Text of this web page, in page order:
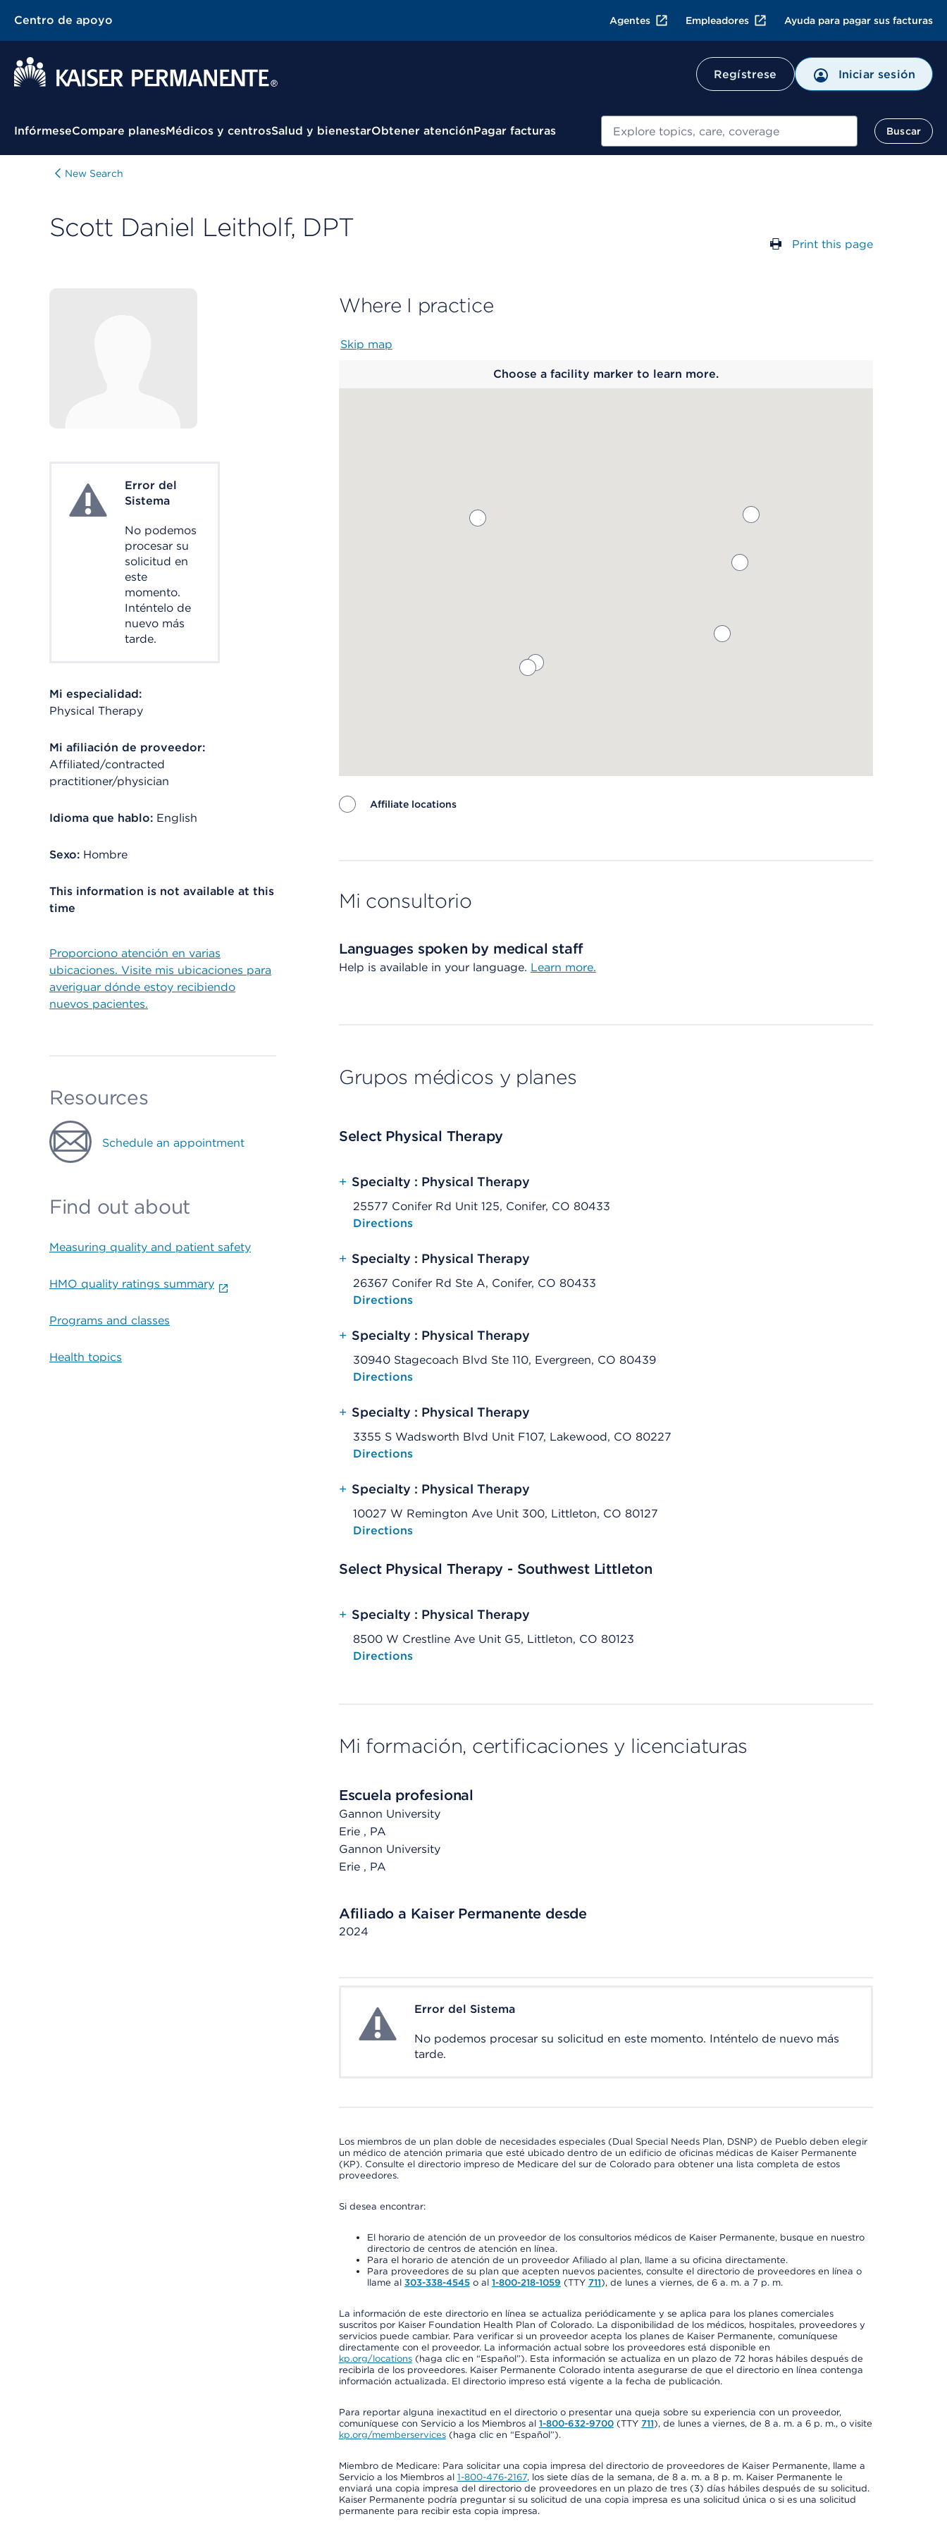
Centro de apoyo Agentes Empleadores Ayuda para pagar sus facturas
Regístrese Iniciar sesión
Menú contextual
InfórmeseCompare planesMédicos y centrosSalud y bienestarObtener atenciónPagar facturas Buscar
Buscar
New Search
Scott Daniel Leitholf, DPT
Print this page
System ErrorError del
Sistema
No podemos
procesar su
solicitud en
este
momento.
Inténtelo de
nuevo más
tarde.
Mi especialidad:
Physical Therapy
Mi afiliación de proveedor:
Affiliated/contracted
practitioner/physician
Idioma que hablo: English
Sexo: Hombre
This information is not available at this
time
Proporciono atención en varias
ubicaciones. Visite mis ubicaciones para
averiguar dónde estoy recibiendo
nuevos pacientes.
Resources
Schedule an appointment
Find out about
Measuring quality and patient safety
HMO quality ratings summary
Programs and classes
Health topics
Where I practice
Skip map
Choose a facility marker to learn more.
Affiliate locations
Mi consultorio
Languages spoken by medical staff
Help is available in your language. Learn more.
Grupos médicos y planes
Select Physical Therapy
+ Specialty : Physical Therapy
25577 Conifer Rd Unit 125, Conifer, CO 80433
Opens native map application on mobile devices
Directions
+ Specialty : Physical Therapy
26367 Conifer Rd Ste A, Conifer, CO 80433
Opens native map application on mobile devices
Directions
+ Specialty : Physical Therapy
30940 Stagecoach Blvd Ste 110, Evergreen, CO 80439
Opens native map application on mobile devices
Directions
+ Specialty : Physical Therapy
3355 S Wadsworth Blvd Unit F107, Lakewood, CO 80227
Opens native map application on mobile devices
Directions
+ Specialty : Physical Therapy
10027 W Remington Ave Unit 300, Littleton, CO 80127
Opens native map application on mobile devices
Directions
Select Physical Therapy - Southwest Littleton
+ Specialty : Physical Therapy
8500 W Crestline Ave Unit G5, Littleton, CO 80123
Opens native map application on mobile devices
Directions
Mi formación, certificaciones y licenciaturas
Escuela profesional
Gannon University
Erie , PA
Gannon University
Erie , PA
Afiliado a Kaiser Permanente desde
2024
System ErrorError del Sistema
No podemos procesar su solicitud en este momento. Inténtelo de nuevo más
tarde.
Los miembros de un plan doble de necesidades especiales (Dual Special Needs Plan, DSNP) de Pueblo deben elegir
un médico de atención primaria que esté ubicado dentro de un edificio de oficinas médicas de Kaiser Permanente
(KP). Consulte el directorio impreso de Medicare del sur de Colorado para obtener una lista completa de estos
proveedores.
Si desea encontrar:
El horario de atención de un proveedor de los consultorios médicos de Kaiser Permanente, busque en nuestro
directorio de centros de atención en línea.
Para el horario de atención de un proveedor Afiliado al plan, llame a su oficina directamente.
Para proveedores de su plan que acepten nuevos pacientes, consulte el directorio de proveedores en línea o
llame al 303-338-4545o al 1-800-218-1059 (TTY 711), de lunes a viernes, de 6 a. m. a 7 p. m.
La información de este directorio en línea se actualiza periódicamente y se aplica para los planes comerciales
suscritos por Kaiser Foundation Health Plan of Colorado. La disponibilidad de los médicos, hospitales, proveedores y
servicios puede cambiar. Para verificar si un proveedor acepta los planes de Kaiser Permanente, comuníquese
directamente con el proveedor. La información actual sobre los proveedores está disponible en
kp.org/locations(haga clic en “Español”). Esta información se actualiza en un plazo de 72 horas hábiles después de
recibirla de los proveedores. Kaiser Permanente Colorado intenta asegurarse de que el directorio en línea contenga
información actualizada. El directorio impreso está vigente a la fecha de publicación.
Para reportar alguna inexactitud en el directorio o presentar una queja sobre su experiencia con un proveedor,
comuníquese con Servicio a los Miembros al 1-800-632-9700(TTY 711), de lunes a viernes, de 8 a. m. a 6 p. m., o visite
kp.org/memberservices(haga clic en “Español”).
Miembro de Medicare: Para solicitar una copia impresa del directorio de proveedores de Kaiser Permanente, llame a
Servicio a los Miembros al 1-800-476-2167, los siete días de la semana, de 8 a. m. a 8 p. m. Kaiser Permanente le
enviará una copia impresa del directorio de proveedores en un plazo de tres (3) días hábiles después de su solicitud.
Kaiser Permanente podría preguntar si su solicitud de una copia impresa es una solicitud única o si es una solicitud
permanente para recibir esta copia impresa.